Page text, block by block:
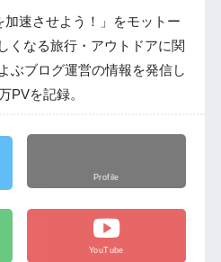
加速させよう！」をモットー
くなる旅行・アウトドアに関
ぶブログ運営の情報を発信し
PVを記録。
Profile
YouTube